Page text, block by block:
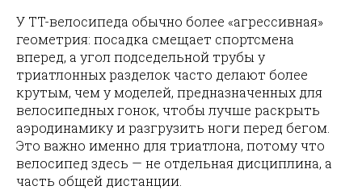
У TT-велосипеда обычно более «агрессивная»
геометрия: посадка смещает спортсмена
вперед, а угол подседельной трубы у
триатлонных разделок часто делают более
крутым, чем у моделей, предназначенных для
велосипедных гонок, чтобы лучше раскрыть
аэродинамику и разгрузить ноги перед бегом.
Это важно именно для триатлона, потому что
велосипед здесь — не отдельная дисциплина, а
часть общей дистанции.